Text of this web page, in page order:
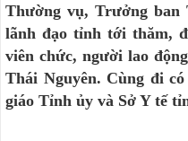
Thường vụ, Trưởng ban
lãnh đạo tỉnh tới thăm,
viên chức, người lao
Thái Nguyên. Cùng đi
giáo Tỉnh ủy và Sở Y tế